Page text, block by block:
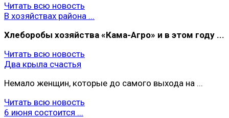
Читать всю новость
В хозяйствах района ...
Хлеборобы хoзяйства «Кама-Агро» и в этом году ...
Читать всю новость
Два крыла счастья
Немало женщин, которые до самого выхода на ...
Читать всю новость
6 июня состоится ...